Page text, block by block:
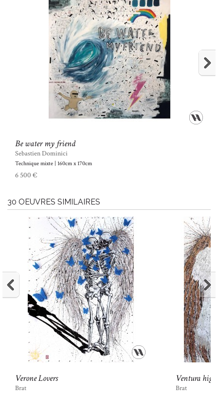
Be water my friend
Sebastien Dominici
Technique mixte | 160cm x 170cm
6 500 €
30 OEUVRES SIMILAIRES
Verone Lovers
Brat
Ventura
Brat